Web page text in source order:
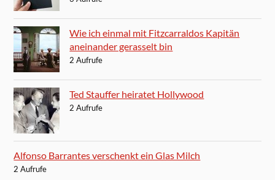
Wie ich einmal mit Fitzcarraldos Kapitän
aneinander gerasselt bin
2 Aufrufe
Ted Stauffer heiratet Hollywood
2 Aufrufe
Alfonso Barrantes verschenkt ein Glas Milch
2 Aufrufe